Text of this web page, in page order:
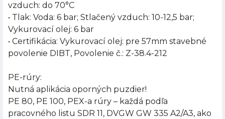
vzduch: do 70°C
• Tlak: Voda: 6 bar; Stlačený vzduch: 10-12,5 bar;
Vykurovací olej: 6 bar
• Certifikácia: Vykurovací olej: pre 57mm stavebné
povolenie DIBT, Povolenie č.: Z-38.4-212
PE-rúry:
Nutná aplikácia oporných puzdier!
PE 80, PE 100, PEX-a rúry – každá podľa
pracovného listu SDR 11, DVGW GW 335 A2/A3, ako